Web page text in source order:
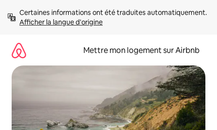
directement
Afficher la langue d'origine
Mettre mon logement sur Airbnb